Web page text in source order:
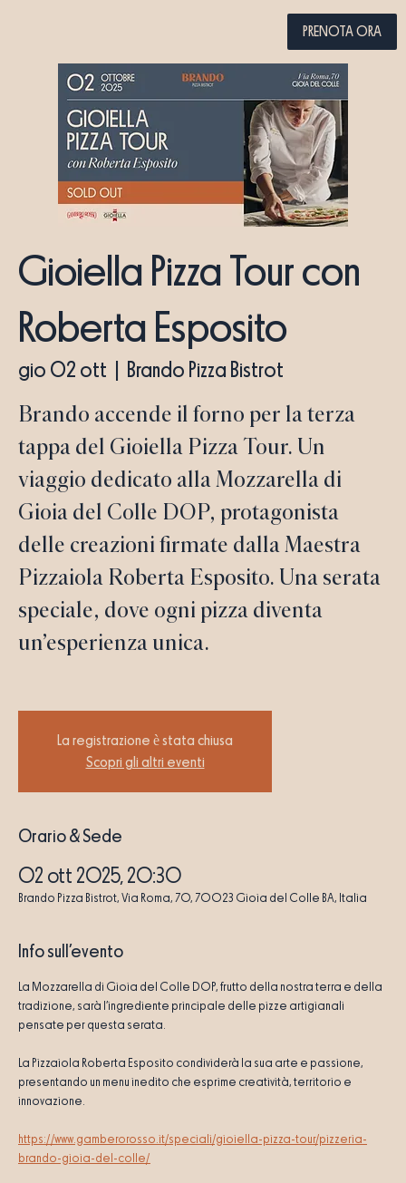
PRENOTA ORA
Gioiella Pizza Tour con
Roberta Esposito
gio 02 ott Brando Pizza Bistrot
Brando accende il forno per la terza
tappa del Gioiella Pizza Tour. Un
viaggio dedicato alla Mozzarella di
Gioia del Colle DOP, protagonista
delle creazioni firmate dalla Maestra
Pizzaiola Roberta Esposito. Una serata
speciale, dove ogni pizza diventa
un’esperienza unica.
La registrazione è stata chiusa
Scopri gli altri eventi
Orario & Sede
02 ott 2025, 20:30
Brando Pizza Bistrot, Via Roma, 70, 70023 Gioia del Colle BA, Italia
Info sull'evento
La Mozzarella di Gioia del Colle DOP, frutto della nostra terra e della
tradizione, sarà l’ingrediente principale delle pizze artigianali
pensate per questa serata.
La Pizzaiola Roberta Esposito condividerà la sua arte e passione,
presentando un menu inedito che esprime creatività, territorio e
innovazione.
https://www.gamberorosso.it/speciali/gioiella-pizza-tour/pizzeria-
brando-gioia-del-colle/